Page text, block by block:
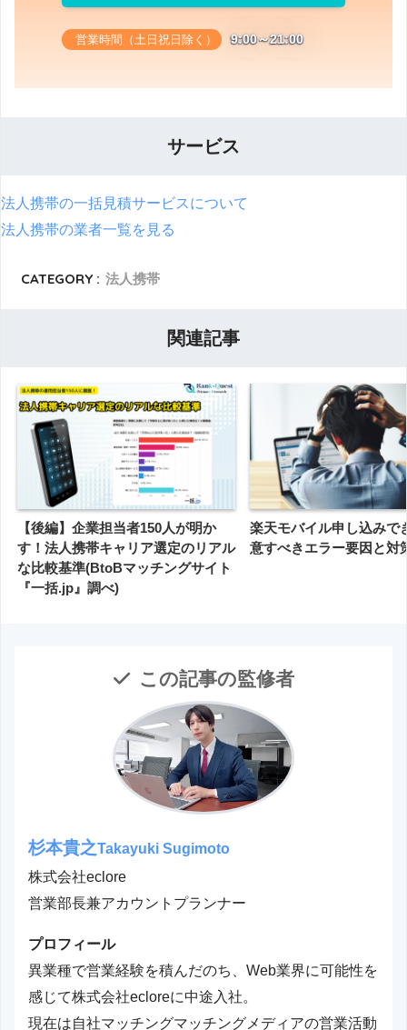
営業時間（土日祝日除く） 9:00～21:00
サービス
法人携帯の一括見積サービスについて
法人携帯の業者一覧を見る
CATEGORY : 法人携帯
関連記事
【後編】企業担当者150人が明か
す！法人携帯キャリア選定のリアル
な比較基準(BtoBマッチングサイト
『一括.jp』調べ)
楽天モバイル申し込みで
意すべきエラー要因と対
この記事の監修者
杉本貴之Takayuki Sugimoto
株式会社eclore
営業部長兼アカウントプランナー
プロフィール
異業種で営業経験を積んだのち、Web業界に可能性を
感じて株式会社ecloreに中途入社。
現在は自社マッチングマッチングメディアの営業活動